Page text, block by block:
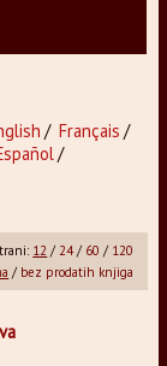
/ Français /
/
12 /24/ 60 / 120
/ bez prodatih knjiga